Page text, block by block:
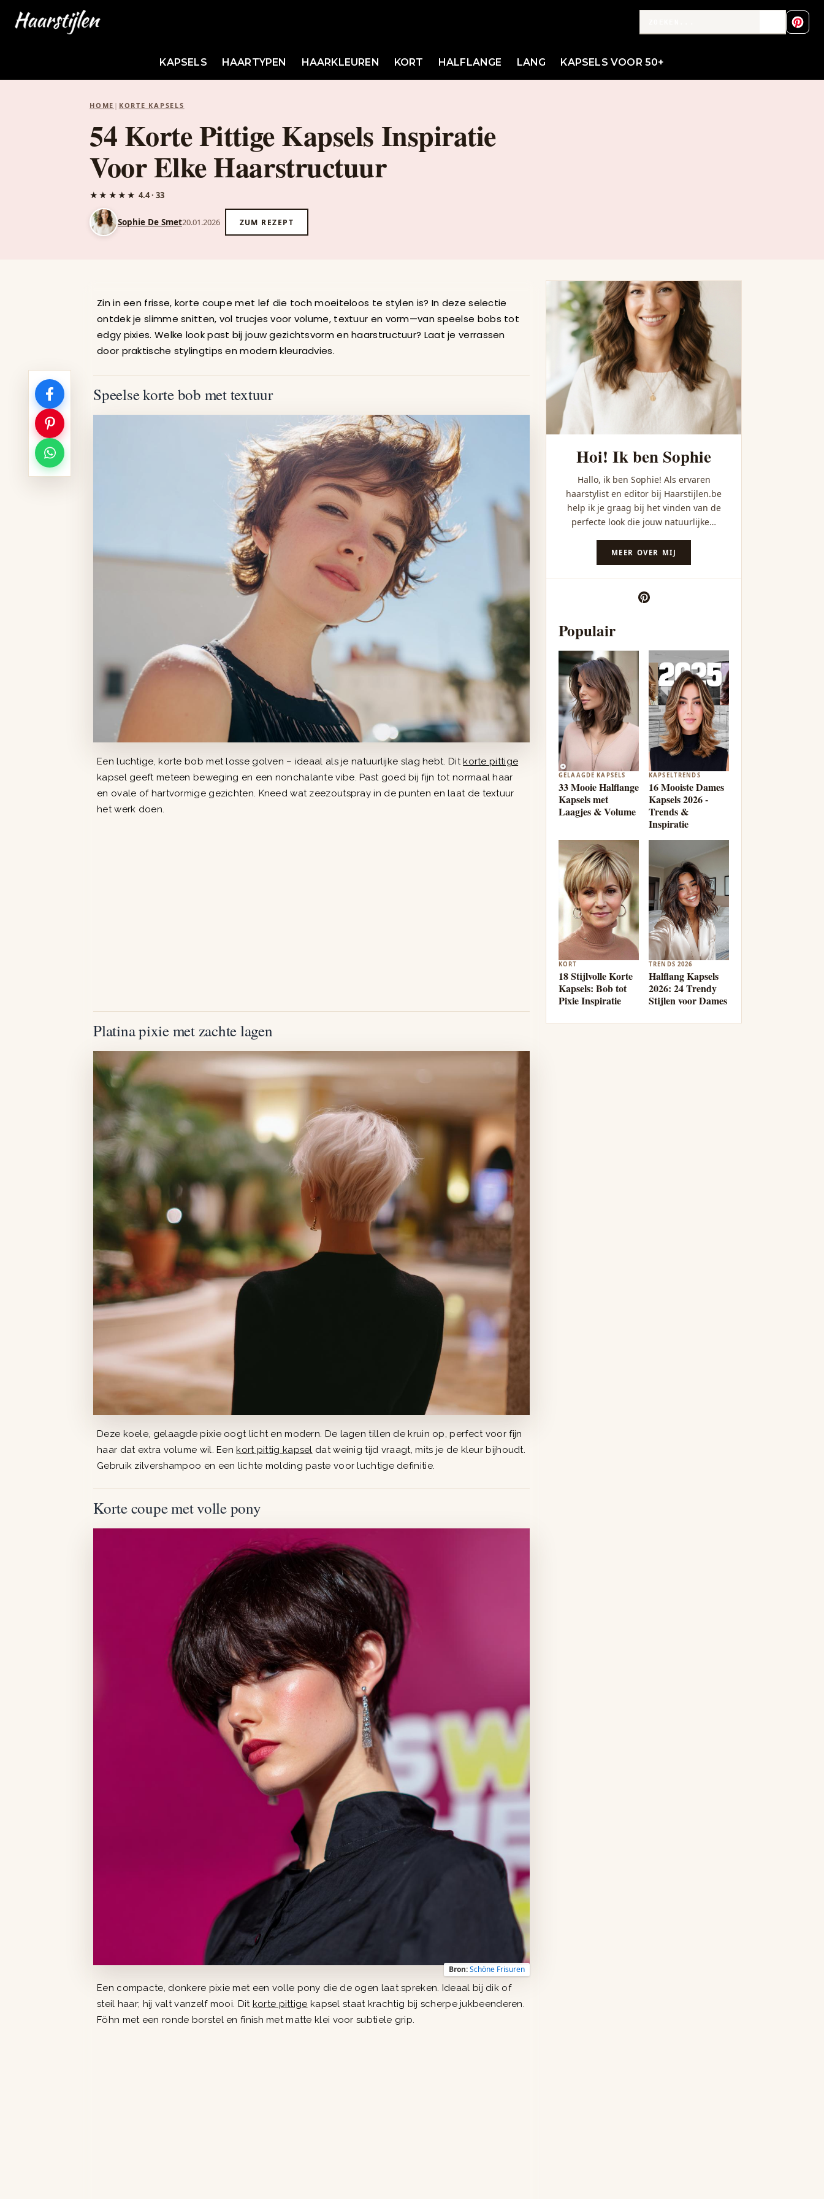
KAPSELS HAARTYPEN HAARKLEUREN KORT HALFLANGE LANG KAPSELS VOOR 50+
HOME | KORTE KAPSELS
54 Korte Pittige Kapsels Inspiratie
Voor Elke Haarstructuur
★★★★★ 4.4 · 33
Sophie De Smet20.01.2026 ZUM REZEPT
54 Korte Pittige Kapsels Inspiratie Voor Elke
Zin in een frisse, korte coupe met lef die toch moeiteloos te stylen is? In deze selectie
ontdek je slimme snitten, vol trucjes voor volume, textuur en vorm—van speelse bobs tot
edgy pixies. Welke look past bij jouw gezichtsvorm en haarstructuur? Laat je verrassen
door praktische stylingtips en modern kleuradvies.
Speelse korte bob met textuur
Een luchtige, korte bob met losse golven – ideaal als je natuurlijke slag hebt. Ditkorte pittige
kapsel geeft meteen beweging en een nonchalante vibe. Past goed bij fijn tot normaal haar
en ovale of hartvormige gezichten. Kneed wat zeezoutspray in de punten en laat de textuur
het werk doen.
Platina pixie met zachte lagen
Deze koele, gelaagde pixie oogt licht en modern. De lagen tillen de kruin op, perfect voor fijn
haar dat extra volume wil. Een kort pittig kapsel dat weinig tijd vraagt, mits je de kleur bijhoudt.
Gebruik zilvershampoo en een lichte molding paste voor luchtige definitie.
Korte coupe met volle pony
Bron:Schöne Frisuren
Een compacte, donkere pixie met een volle pony die de ogen laat spreken. Ideaal bij dik of
steil haar; hij valt vanzelf mooi. Dit korte pittige kapsel staat krachtig bij scherpe jukbeenderen.
Föhn met een ronde borstel en finish met matte klei voor subtiele grip.
Hoi! Ik ben Sophie
Hallo, ik ben Sophie! Als ervaren
haarstylist en editor bij Haarstijlen.be
help ik je graag bij het vinden van de
perfecte look die jouw natuurlijke…
MEER OVER MIJ
Populair
GELAAGDE KAPSELS
33 Mooie Halflange
Kapsels met
Laagjes & Volume
KAPSELTRENDS
16 Mooiste Dames
Kapsels 2026 -
Trends &
Inspiratie
KORT
18 Stijlvolle Korte
Kapsels: Bob tot
Pixie Inspiratie
TRENDS 2026
Halflang Kapsels
2026: 24 Trendy
Stijlen voor Dames